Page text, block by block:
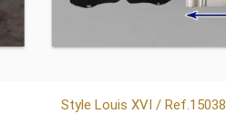
Style Louis XVI / Ref.15038